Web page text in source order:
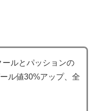
ルとパッションの
ル値30%アップ、全